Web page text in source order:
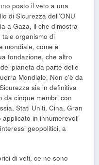
posto il veto a una
di Sicurezza dell’ONU
a Gaza, il che dimostra
tale organismo di
mondiale, come è
fondazione, che altro
pianeta da parte delle
Mondiale. Non c’è da
sia in definitiva
da cinque membri con
Stati Uniti, Cina, Gran
in innumerevoli
geopolitici, a
di veti, ce ne sono